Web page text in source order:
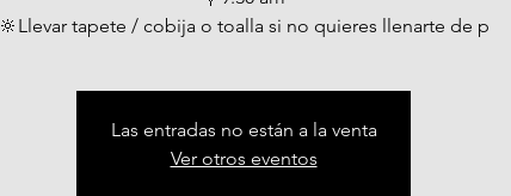
🔆Llevar tapete / cobija o toalla si no quieres llenarte de p
Las entradas no están a la venta
Ver otros eventos